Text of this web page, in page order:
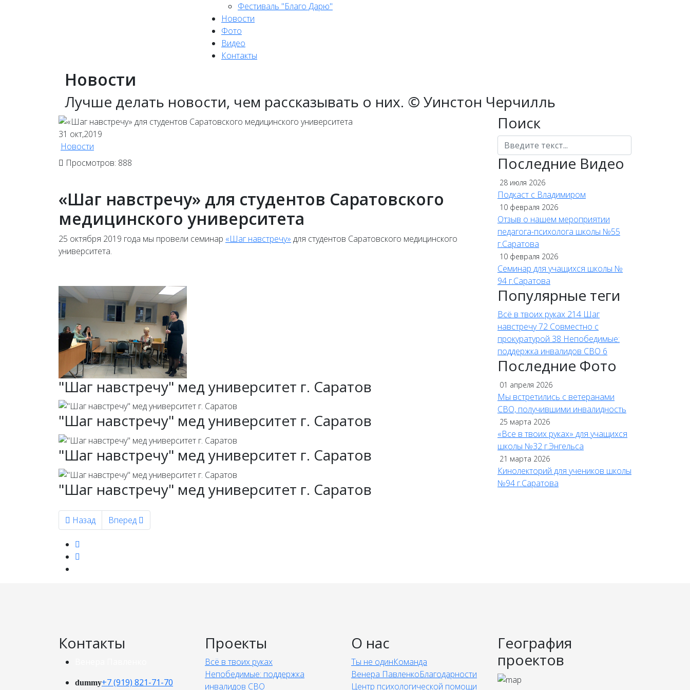
Фестиваль "Благо Дарю"
Новости
Фото
Видео
Контакты
Новости
Лучше делать новости, чем рассказывать о них. © Уинстон Черчилль
31 окт,2019
Новости
Просмотров: 888
«Шаг навстречу» для студентов Саратовского
медицинского университета
25 октября 2019 года мы провели семинар «Шаг навстречу» для студентов Саратовского медицинского
университета.
"Шаг навстречу" мед университет г. Саратов
"Шаг навстречу" мед университет г. Саратов
"Шаг навстречу" мед университет г. Саратов
"Шаг навстречу" мед университет г. Саратов
Предыдущий: Проверка аэропорта «Гагарин» на доступность для инвалидов
Назад Следующий: Клиническая больница «РЖД-Медицина» города Ершова
Вперед
Поиск
Поиск
Последние Видео
28 июля 2026
Подкаст с Владимиром
10 февраля 2026
Отзыв о нашем мероприятии
педагога-психолога школы №55
г.Саратова
10 февраля 2026
Семинар для учащихся школы №
94 г.Саратова
Популярные теги
Всё в твоих руках 214 Шаг
навстречу72 Совместно с
прокуратурой 38 Непобедимые:
поддержка инвалидов СВО 6
Последние Фото
01 апреля 2026
Мы встретились с ветеранами
СВО, получившими инвалидность
25 марта 2026
«Все в твоих руках» для учащихся
школы №32 г.Энгельса
21 марта 2026
Кинолекторий для учеников школы
№94 г.Саратова
Контакты
dummy+7 (919) 821-71-70
Проекты
Всё в твоих руках
Непобедимые: поддержка
инвалидов СВО
О нас
Ты не одинКоманда
Венера ПавленкоБлагодарности
Центр психологической помощи
География
проектов